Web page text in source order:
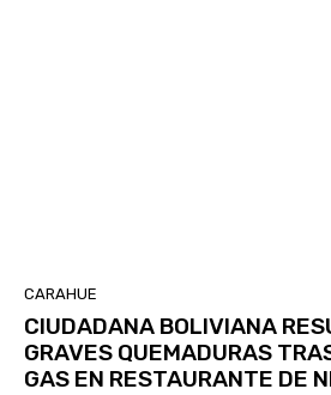
CARAHUE
CIUDADANA BOLIVIANA
GRAVES QUEMADURAS
GAS EN RESTAURANTE DE